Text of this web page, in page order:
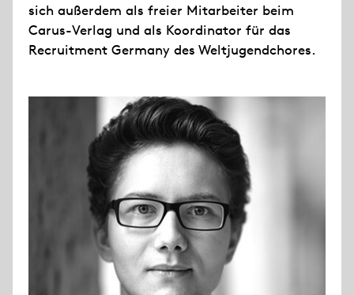
sich außerdem als freier Mitarbeiter beim
Carus-Verlag und als Koordinator für das
Recruitment Germany des Weltjugendchores.